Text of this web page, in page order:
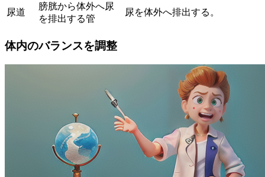
尿道
膀胱から体外へ尿
を排出する管
尿を体外へ排出する。
体内のバランスを調整